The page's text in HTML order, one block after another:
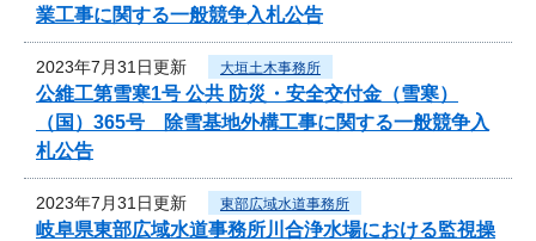
業工事に関する一般競争入札公告
2023年7月31日更新 大垣土木事務所
公維工第雪寒1号 公共 防災・安全交付金（雪寒）
（国）365号 除雪基地外構工事に関する一般競争入
札公告
2023年7月31日更新 東部広域水道事務所
岐阜県東部広域水道事務所川合浄水場における監視操